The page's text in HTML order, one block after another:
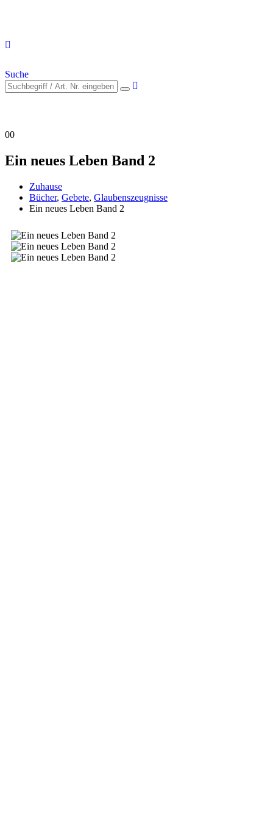
Suche
00
Ein neues Leben Band 2
Zuhause
Bücher, Gebete, Glaubenszeugnisse
Ein neues Leben Band 2